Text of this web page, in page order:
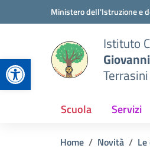
Apri la barra degli
Vai ai contenuti
Vai al menu di navigazione
Ministero dell'Istruzione e
Istituto
Scuola Servizi
Home Novità